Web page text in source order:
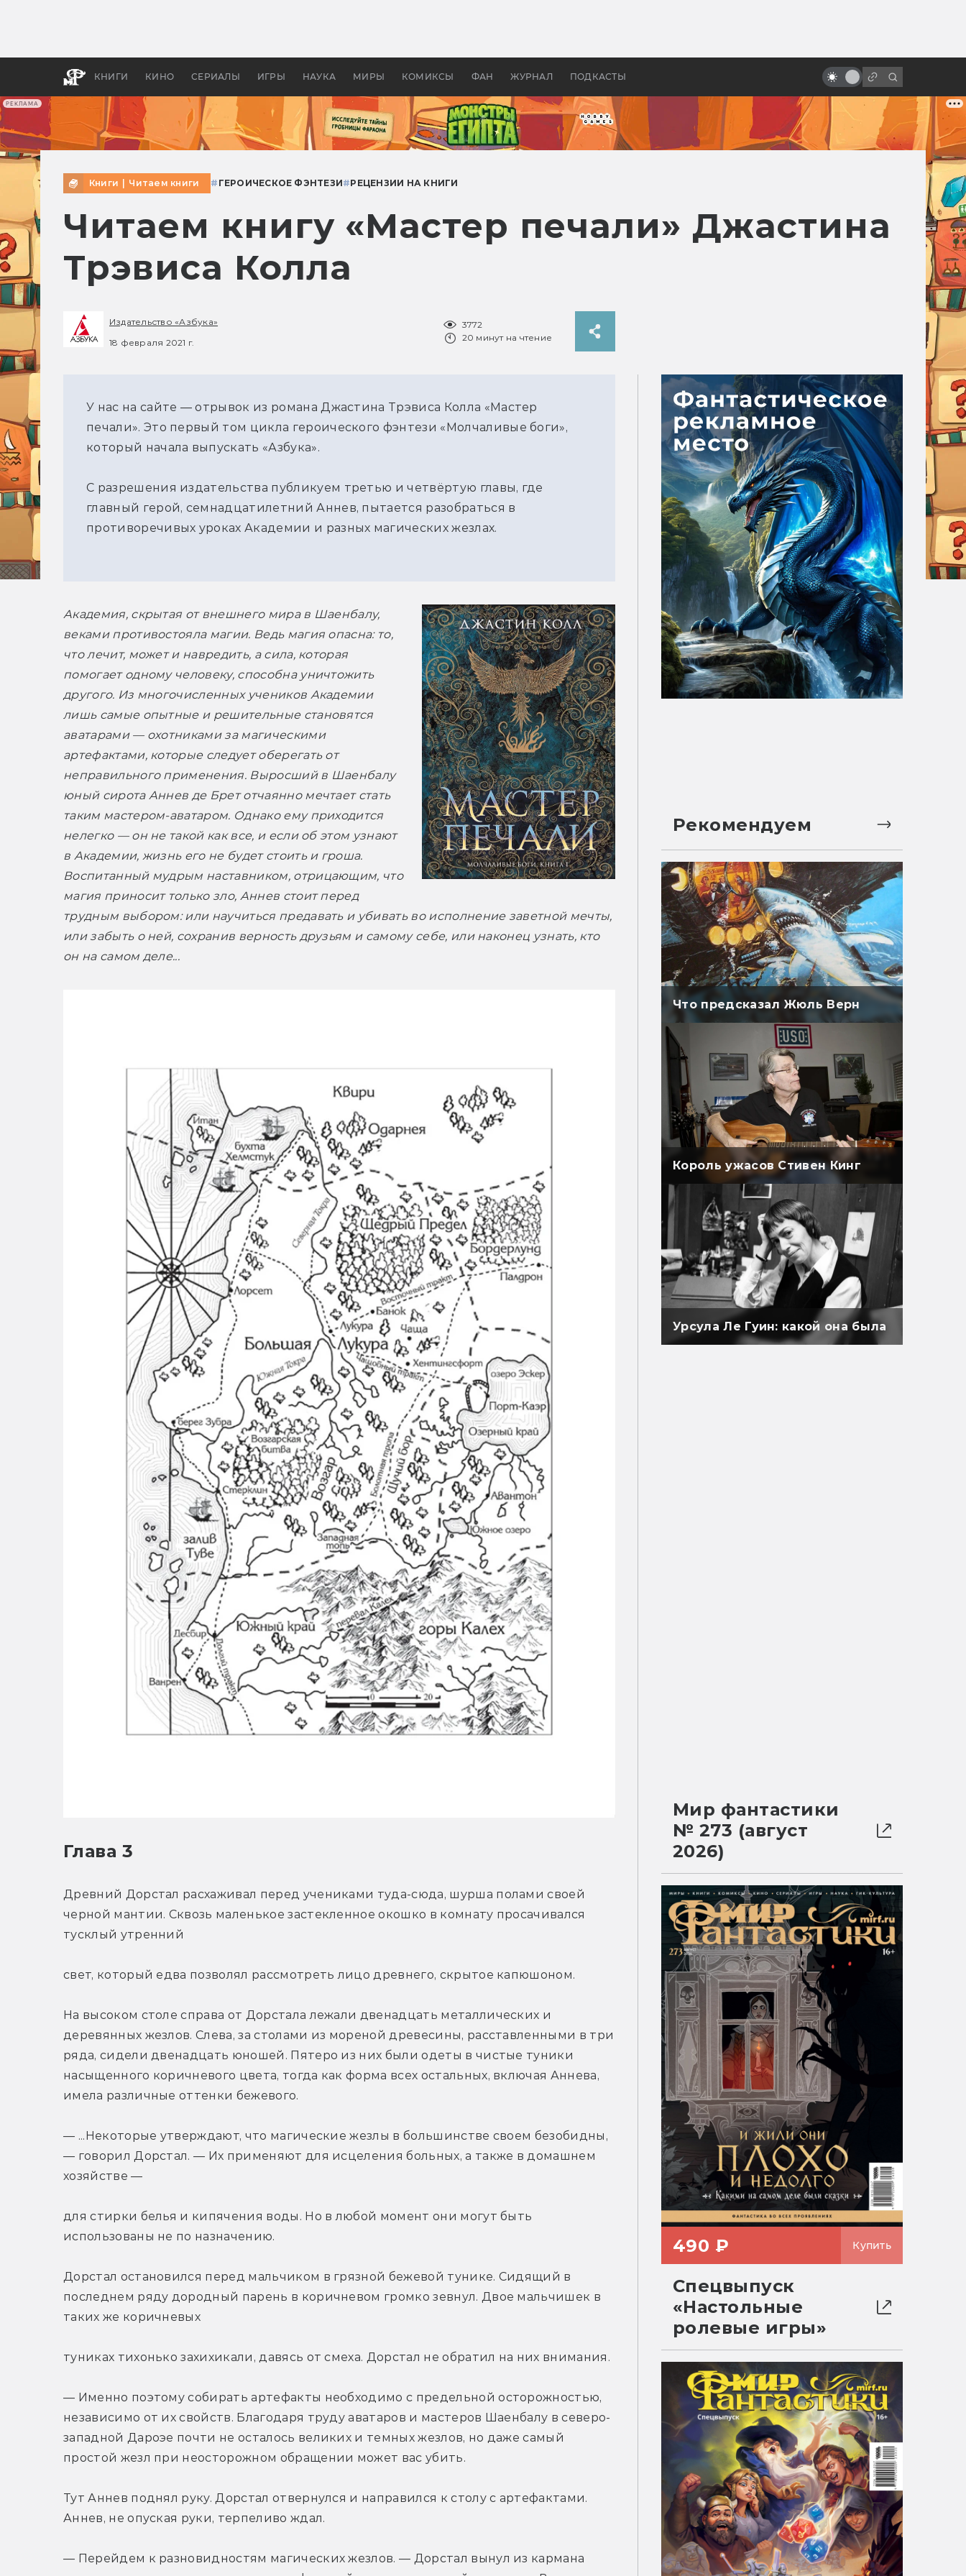
РЕКЛАМА
КНИГИ КИНО СЕРИАЛЫ ИГРЫ НАУКА МИРЫ КОМИКСЫ ФАН ЖУРНАЛ ПОДКАСТЫ
бы «Властелина колец»
Древней Грецией
«Люди Икс»: всё о фильмах серии
Книги Читаем книги # ГЕРОИЧЕСКОЕ ФЭНТЕЗИ#РЕЦЕНЗИИ НА КНИГИ
Читаем книгу «Мастер печали» Джастина
Трэвиса Колла
Издательство «Азбука»
18 февраля 2021 г.
3772
20 минут на чтение
У нас на сайте — отрывок из романа Джастина Трэвиса Колла «Мастер
печали». Это первый том цикла героического фэнтези «Молчаливые боги»,
который начала выпускать «Азбука».
С разрешения издательства публикуем третью и четвёртую главы, где
главный герой, семнадцатилетний Аннев, пытается разобраться в
противоречивых уроках Академии и разных магических жезлах.
Академия, скрытая от внешнего мира в Шаенбалу,
веками противостояла магии. Ведь магия опасна: то,
что лечит, может и навредить, а сила, которая
помогает одному человеку, способна уничтожить
другого. Из многочисленных учеников Академии
лишь самые опытные и решительные становятся
аватарами — охотниками за магическими
артефактами, которые следует оберегать от
неправильного применения. Выросший в Шаенбалу
юный сирота Аннев де Брет отчаянно мечтает стать
таким мастером-аватаром. Однако ему приходится
нелегко — он не такой как все, и если об этом узнают
в Академии, жизнь его не будет стоить и гроша.
Воспитанный мудрым наставником, отрицающим, что
магия приносит только зло, Аннев стоит перед
трудным выбором: или научиться предавать и убивать во исполнение заветной мечты,
или забыть о ней, сохранив верность друзьям и самому себе, или наконец узнать, кто
он на самом деле...
Глава 3
Древний Дорстал расхаживал перед учениками туда-сюда, шурша полами своей
черной мантии. Сквозь маленькое застекленное окошко в комнату просачивался
тусклый утренний
свет, который едва позволял рассмотреть лицо древнего, скрытое капюшоном.
На высоком столе справа от Дорстала лежали двенадцать металлических и
деревянных жезлов. Слева, за столами из мореной древесины, расставленными в три
ряда, сидели двенадцать юношей. Пятеро из них были одеты в чистые туники
насыщенного коричневого цвета, тогда как форма всех остальных, включая Аннева,
имела различные оттенки бежевого.
— ...Некоторые утверждают, что магические жезлы в большинстве своем безобидны,
— говорил Дорстал. — Их применяют для исцеления больных, а также в домашнем
хозяйстве —
для стирки белья и кипячения воды. Но в любой момент они могут быть
использованы не по назначению.
Дорстал остановился перед мальчиком в грязной бежевой тунике. Сидящий в
последнем ряду дородный парень в коричневом громко зевнул. Двое мальчишек в
таких же коричневых
туниках тихонько захихикали, давясь от смеха. Дорстал не обратил на них внимания.
— Именно поэтому собирать артефакты необходимо с предельной осторожностью,
независимо от их свойств. Благодаря труду аватаров и мастеров Шаенбалу в северо-
западной Дароэе почти не осталось великих и темных жезлов, но даже самый
простой жезл при неосторожном обращении может вас убить.
Тут Аннев поднял руку. Дорстал отвернулся и направился к столу с артефактами.
Аннев, не опуская руки, терпеливо ждал.
— Перейдем к разновидностям магических жезлов. — Дорстал вынул из кармана
Рекомендуем
Что предсказал Жюль Верн
Король ужасов Стивен Кинг
Урсула Ле Гуин: какой она была
Мир фантастики
№ 273 (август
2026)
490 ₽ Купить
Спецвыпуск
«Настольные
ролевые игры»